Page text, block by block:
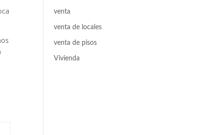
venta
venta de locales
venta de pisos
Vivienda